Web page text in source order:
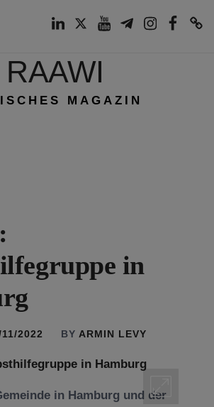
RAAWI
MAGAZIN
in
2022 BY ARMIN LEVY
in Hamburg und der